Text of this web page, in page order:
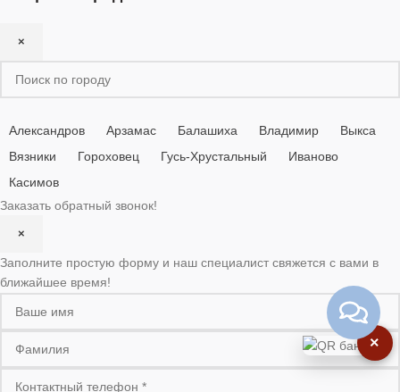
×
Александров Арзамас Балашиха Владимир
Выкса
Вязники
Гороховец Гусь-Хрустальный
Иваново
Касимов
×
Заказать обратный звонок!
×
Заполните простую форму и наш специалист свяжется с вами в
ближайшее время!